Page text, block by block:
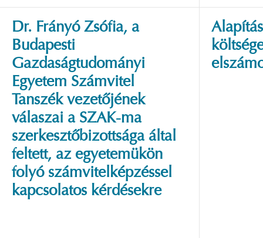
Dr. Frányó Zsófia, a
Budapesti
Gazdaságtudományi
Egyetem Számvitel
Tanszék vezetőjének
válaszai a SZAK-ma
szerkesztőbizottsága által
feltett, az egyetemükön
folyó számvitelképzéssel
kapcsolatos kérdésekre